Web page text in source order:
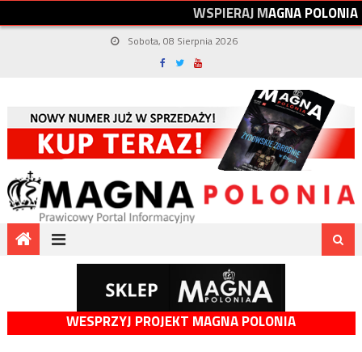
WSPIERAJMAGNAPOLONIA
Sobota, 08 Sierpnia 2026
WESPRZYJ PROJEKT MAGNA POLONIA